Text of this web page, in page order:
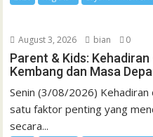
August 3, 2026 bian 0
Parent & Kids:
Kembang dan Masa
Senin (3/08/2026) Kehadiran
satu faktor penting yang
secara...